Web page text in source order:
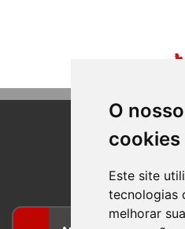
O
cookies
Este site
tecnologias
melhorar
BOM
RIO